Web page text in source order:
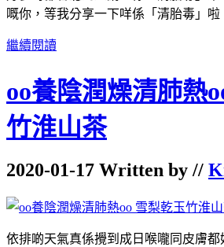
嘅你，等我分享一下咩係「清胎毒」
繼續閱讀
oo養陰潤燥清肺熱
竹淮山茶
2020-01-17 Written by //
依排啲天氣真係攪到成日喉嚨同皮膚